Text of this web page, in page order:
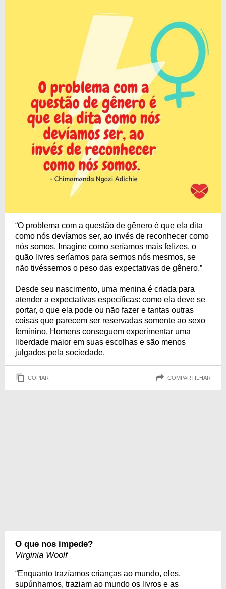
“O problema com a questão de gênero é que ela dita
como nós devíamos ser, ao invés de reconhecer como
nós somos. Imagine como seríamos mais felizes, o
quão livres seríamos para sermos nós mesmos, se
não tivéssemos o peso das expectativas de gênero.”
Desde seu nascimento, uma menina é criada para
atender a expectativas específicas: como ela deve se
portar, o que ela pode ou não fazer e tantas outras
coisas que parecem ser reservadas somente ao sexo
feminino. Homens conseguem experimentar uma
liberdade maior em suas escolhas e são menos
julgados pela sociedade.
COPIAR COMPARTILHAR
O que nos impede?
Virginia Woolf
“Enquanto trazíamos crianças ao mundo, eles,
supúnhamos, traziam ao mundo os livros e as